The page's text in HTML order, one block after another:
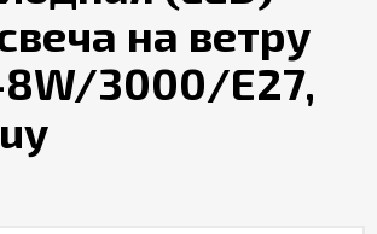
на ветру
8W/3000/E27,